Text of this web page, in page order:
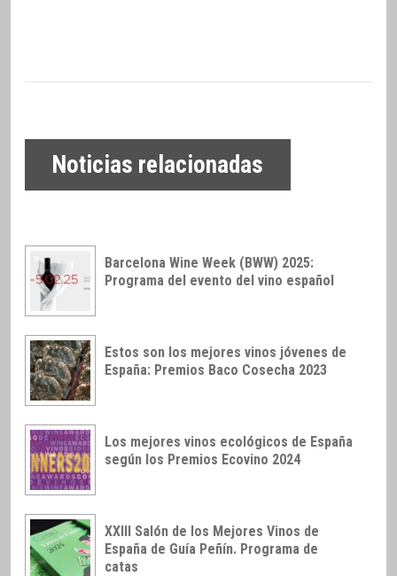
Noticias relacionadas
Barcelona Wine Week (BWW) 2025:
Programa del evento del vino español
Estos son los mejores vinos jóvenes de
España: Premios Baco Cosecha 2023
Los mejores vinos ecológicos de España
según los Premios Ecovino 2024
XXIII Salón de los Mejores Vinos de
España de Guía Peñín. Programa de
catas